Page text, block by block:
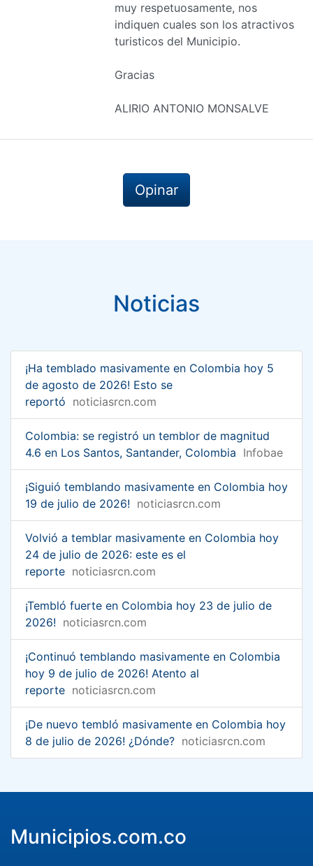
muy respetuosamente, nos
indiquen cuales son los atractivos
turisticos del Municipio.
Gracias
ALIRIO ANTONIO MONSALVE
Opinar
Noticias
¡Ha temblado masivamente en Colombia hoy 5
de agosto de 2026! Esto se
reportó noticiasrcn.com
Colombia: se registró un temblor de magnitud
4.6 en Los Santos, Santander, Colombia Infobae
¡Siguió temblando masivamente en Colombia hoy
19 de julio de 2026! noticiasrcn.com
Volvió a temblar masivamente en Colombia hoy
24 de julio de 2026: este es el
reporte noticiasrcn.com
¡Tembló fuerte en Colombia hoy 23 de julio de
2026! noticiasrcn.com
¡Continuó temblando masivamente en Colombia
hoy 9 de julio de 2026! Atento al
reporte noticiasrcn.com
¡De nuevo tembló masivamente en Colombia hoy
8 de julio de 2026! ¿Dónde? noticiasrcn.com
Municipios.com.co